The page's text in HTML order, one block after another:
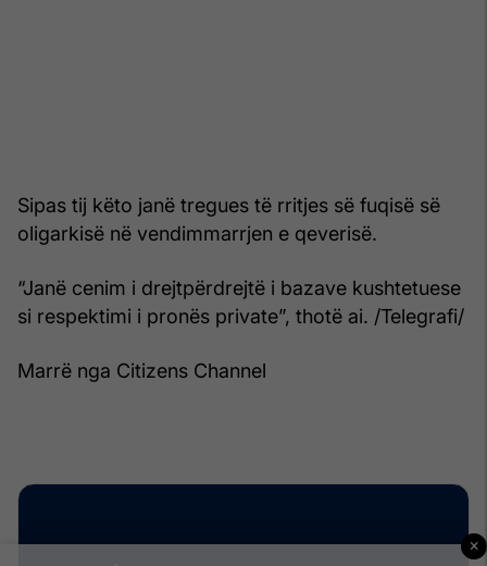
Sipas tij këto janë tregues të rritjes së fuqisë së
oligarkisë në vendimmarrjen e qeverisë.
“Janë cenim i drejtpërdrejtë i bazave kushtetuese
si respektimi i pronës private”, thotë ai. /Telegrafi/
Marrë nga Citizens Channel
×